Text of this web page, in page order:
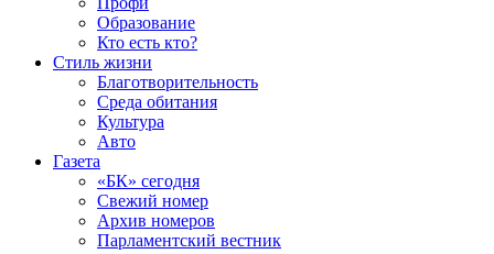
Образование
Кто есть кто?
Стиль жизни
Благотворительность
Среда обитания
Культура
Авто
Газета
«БК» сегодня
Свежий номер
Архив номеров
Парламентский вестник